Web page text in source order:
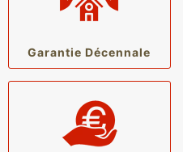
Garantie Décennale